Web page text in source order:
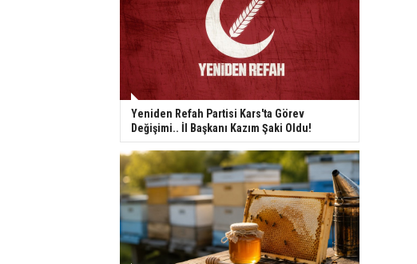
Yeniden Refah Partisi Kars'ta Görev
Değişimi.. İl Başkanı Kazım Şaki Oldu!